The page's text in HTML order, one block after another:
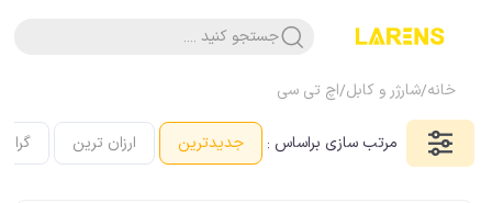
جستجو کنید ....
خانه/شارژر و کابل/اچ تی سی
مرتب سازی براساس : جدیدترین ارزان ترین